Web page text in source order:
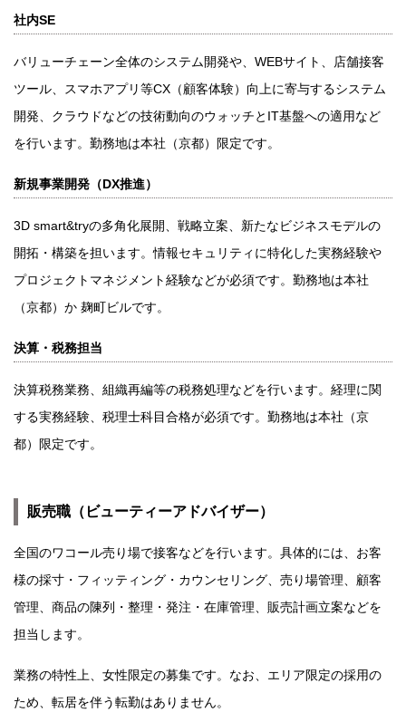
社内SE
バリューチェーン全体のシステム開発や、WEBサイト、店舗接客
ツール、スマホアプリ等CX（顧客体験）向上に寄与するシステム
開発、クラウドなどの技術動向のウォッチとIT基盤への適用など
を行います。勤務地は本社（京都）限定です。
新規事業開発（DX推進）
3D smart&tryの多角化展開、戦略立案、新たなビジネスモデルの
開拓・構築を担います。情報セキュリティに特化した実務経験や
プロジェクトマネジメント経験などが必須です。勤務地は本社
（京都）か 麹町ビルです。
決算・税務担当
決算税務業務、組織再編等の税務処理などを行います。経理に関
する実務経験、税理士科目合格が必須です。勤務地は本社（京
都）限定です。
販売職（ビューティーアドバイザー）
全国のワコール売り場で接客などを行います。具体的には、お客
様の採寸・フィッティング・カウンセリング、売り場管理、顧客
管理、商品の陳列・整理・発注・在庫管理、販売計画立案などを
担当します。
業務の特性上、女性限定の募集です。なお、エリア限定の採用の
ため、転居を伴う転勤はありません。